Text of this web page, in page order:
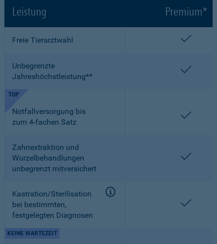
Leistung Premium*
Freie Tierarztwahl
Unbegrenzte
Jahreshöchstleistung**
Notfallversorgung bis
zum 4-fachen Satz
TOP
Zahnextraktion und
Wurzelbehandlungen
unbegrenzt mitversichert
Kastration/Sterilisation
bei bestimmten,
festgelegten Diagnosen
KEINE WARTEZEIT